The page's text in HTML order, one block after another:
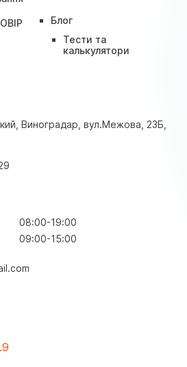
Блог
Тести та
калькулятори
Виноградар, вул.Межова, 23Б,
08:00-19:00
09:00-15:00